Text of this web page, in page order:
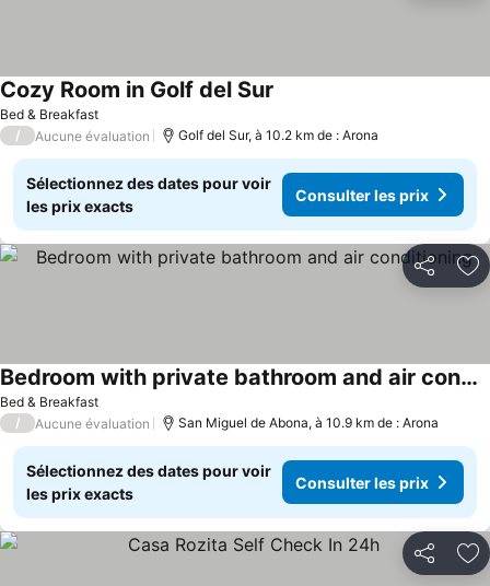
Bed & Breakfast
Cozy Room in Golf del Sur
/ Aucune évaluation Golf del Sur, à 10.2 km de : Arona
Sélectionnez des dates pour voir
les prix exacts
Consulter les prix
Partager
Bed & Breakfast
Bedroom with private bathroom and air conditioning
Consulter les prix
/ Aucune évaluation San Miguel de Abona, à 10.9 km de : Arona
Sélectionnez des dates pour voir
les prix exacts
Consulter les prix
Partager